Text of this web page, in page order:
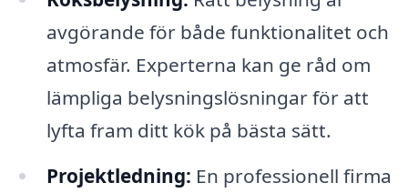
avgörande för både funktionalitet och
atmosfär. Experterna kan ge råd om
lämpliga belysningslösningar för att
lyfta fram ditt kök på bästa sätt.
Projektledning: En professionell firma